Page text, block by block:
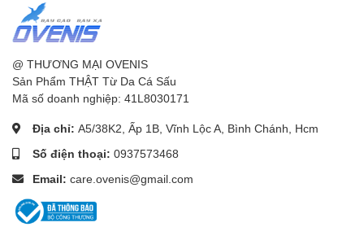
@ THƯƠNG MẠI OVENIS
Sản Phẩm THẬT Từ Da Cá Sấu
Mã số doanh nghiệp: 41L8030171
Địa chỉ: A5/38K2, Ấp 1B, Vĩnh Lộc A, Bình Chánh, Hcm
Số điện thoại: 0937573468
Email: care.ovenis@gmail.com